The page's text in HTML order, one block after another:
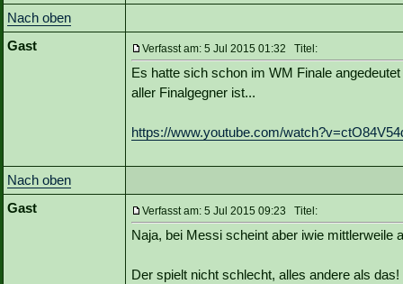
Nach oben
Gast
Verfasst am: 5 Jul 2015 01:32 Titel:
Es hatte sich schon im WM Finale
aller Finalgegner ist...
https://www.youtube.com/
Nach oben
Gast
Verfasst am: 5 Jul 2015 09:23 Titel:
Naja, bei Messi scheint aber iwie mittlerweile
Der spielt nicht schlecht, alles andere als